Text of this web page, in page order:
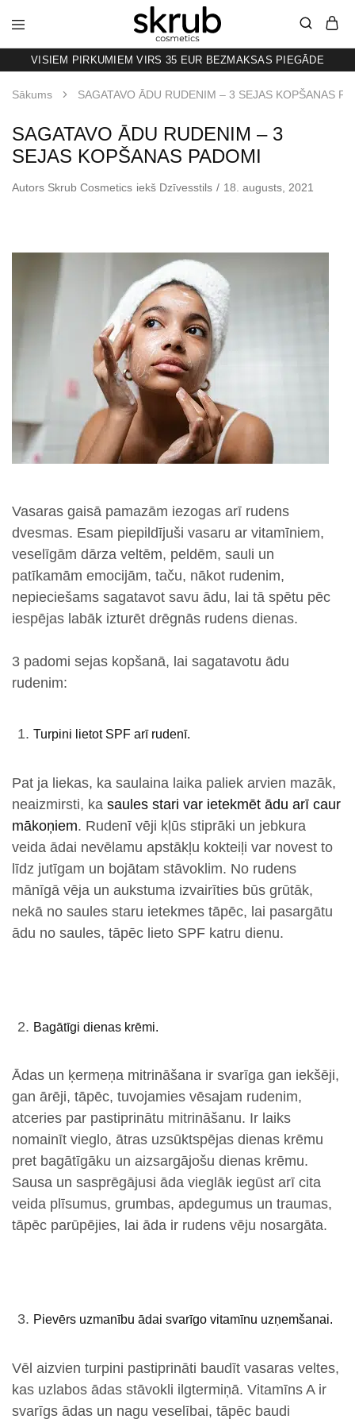
SKRUB
KAFIJAS
SKRUBIS
RAŽOTS
LATVIJĀ
VISIEM PIRKUMIEM VIRS 35 EUR BEZMAKSAS PIEGĀDE
Sākums SAGATAVO ĀDU RUDENIM – 3 SEJAS KOPŠANAS
SAGATAVO ĀDU RUDENIM – 3
SEJAS KOPŠANAS PADOMI
Autors Skrub Cosmetics iekš Dzīvesstils 18. augusts, 2021
Vasaras gaisā pamazām iezogas arī rudens
dvesmas. Esam piepildījuši vasaru ar vitamīniem,
veselīgām dārza veltēm, peldēm, sauli un
patīkamām emocijām, taču, nākot rudenim,
nepieciešams sagatavot savu ādu, lai tā spētu pēc
iespējas labāk izturēt drēgnās rudens dienas.
3 padomi sejas kopšanā, lai sagatavotu ādu
rudenim:
Turpini lietot SPF arī rudenī.
Pat ja liekas, ka saulaina laika paliek arvien mazāk,
neaizmirsti, ka saules stari var ietekmēt ādu arī caur
mākoņiem. Rudenī vēji kļūs stiprāki un jebkura
veida ādai nevēlamu apstākļu kokteiļi var novest to
līdz jutīgam un bojātam stāvoklim. No rudens
mānīgā vēja un aukstuma izvairīties būs grūtāk,
nekā no saules staru ietekmes tāpēc, lai pasargātu
ādu no saules, tāpēc lieto SPF katru dienu.
Bagātīgi dienas krēmi.
Ādas un ķermeņa mitrināšana ir svarīga gan iekšēji,
gan ārēji, tāpēc, tuvojamies vēsajam rudenim,
atceries par pastiprinātu mitrināšanu. Ir laiks
nomainīt vieglo, ātras uzsūktspējas dienas krēmu
pret bagātīgāku un aizsargājošu dienas krēmu.
Sausa un sasprēgājusi āda vieglāk iegūst arī cita
veida plīsumus, grumbas, apdegumus un traumas,
tāpēc parūpējies, lai āda ir rudens vēju nosargāta.
Pievērs uzmanību ādai svarīgo vitamīnu uzņemšanai.
Vēl aizvien turpini pastiprināti baudīt vasaras veltes,
kas uzlabos ādas stāvokli ilgtermiņā. Vitamīns A ir
svarīgs ādas un nagu veselībai, tāpēc baudi